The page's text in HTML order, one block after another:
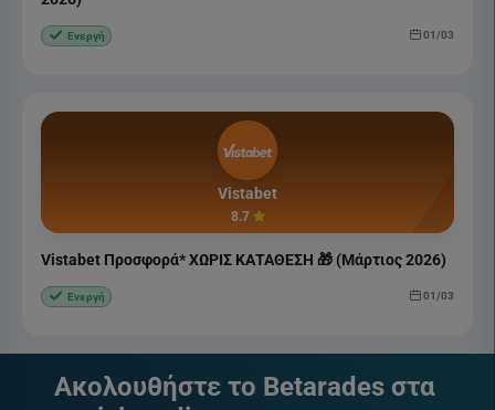
Ενεργή 01/03
Vistabet
8.7
Vistabet Προσφορά* ΧΩΡΙΣ ΚΑΤΑΘΕΣΗ 🎁 (Μάρτιος 2026)
Ενεργή 01/03
Ακολουθήστε το Betarades στα